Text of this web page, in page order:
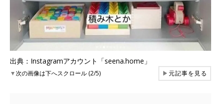
出典：Instagramアカウント「seena.home」
▼次の画像は下へスクロール (2/5) ▶元記事を見る